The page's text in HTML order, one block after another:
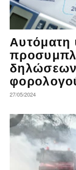
Αυτόματη
δηλώσεων
27/05/2024